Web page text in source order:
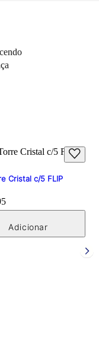
Cristal c/5 FLIP